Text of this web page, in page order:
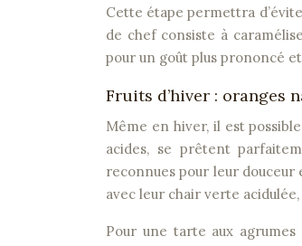
Cette étape permettra
de chef consiste à
pour un goût plus prononcé
Fruits d’hiver : oranges
Même en hiver, il est
acides, se prêtent
reconnues pour leur douceur
avec leur chair verte
Pour une tarte aux